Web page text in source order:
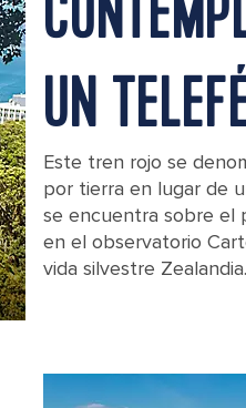
UN
Este tren rojo se
por tierra en lugar de
se encuentra sobre el
en el observatorio
vida silvestre Zealandia.